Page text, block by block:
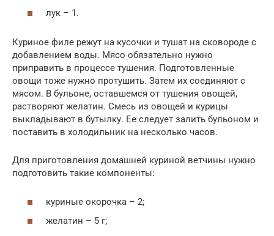
лук – 1.
Куриное филе режут на кусочки и тушат на сковороде с
добавлением воды. Мясо обязательно нужно
приправить в процессе тушения. Подготовленные
овощи тоже нужно протушить. Затем их соединяют с
мясом. В бульоне, оставшемся от тушения овощей,
растворяют желатин. Смесь из овощей и курицы
выкладывают в бутылку. Ее следует залить бульоном и
поставить в холодильник на несколько часов.
Для приготовления домашней куриной ветчины нужно
подготовить такие компоненты:
куриные окорочка – 2;
желатин – 5 г;